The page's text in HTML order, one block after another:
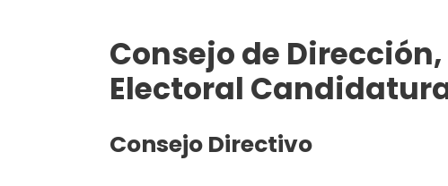
Consejo de
Electoral
Consejo Directivo